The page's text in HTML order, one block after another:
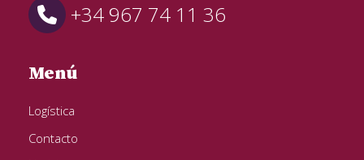
+34 967 74 11 36
Menú
Logística
Contacto